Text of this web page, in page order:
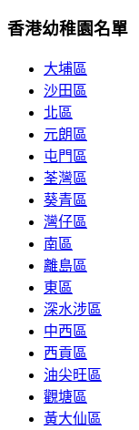
香港幼稚園名單
大埔區
沙田區
北區
元朗區
屯門區
荃灣區
葵青區
灣仔區
南區
離島區
東區
深水涉區
中西區
西貢區
油尖旺區
觀塘區
黃大仙區